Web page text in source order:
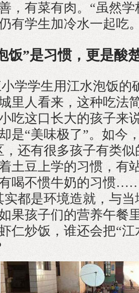
，有菜有肉。“虽然
有学生加冷水一起吃
饭”是习惯，更是酸
学学生用江水泡饭的
里人看来，这种吃法
吃这口长大的孩子来
是“美味极了”。如今
，还有很多孩子有类
土豆上学的习惯，有
喝不惯牛奶的习惯
实都是环境造就，与
果孩子们的营养午餐
仁炒饭，谁还会把“